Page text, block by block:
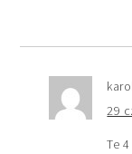
29
Te